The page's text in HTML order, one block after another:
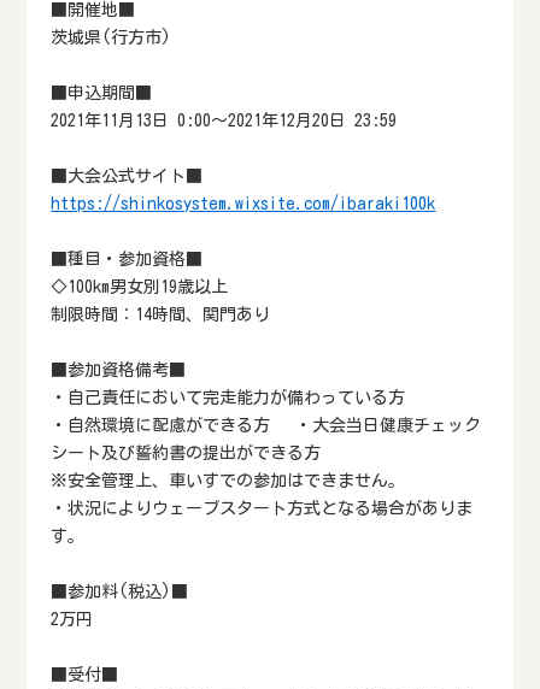
■開催地■
茨城県(行方市)
■申込期間■
2021年11月13日 0:00～2021年12月20日 23:59
■大会公式サイト■
https://shinkosystem.wixsite.com/ibaraki100k
■種目・参加資格■
◇100km男女別19歳以上
制限時間：14時間、関門あり
■参加資格備考■
・自己責任において完走能力が備わっている方
・自然環境に配慮ができる方 ・大会当日健康チェック
シート及び誓約書の提出ができる方
※安全管理上、車いすでの参加はできません。
・状況によりウェーブスタート方式となる場合がありま
す。
■参加料(税込)■
2万円
■受付■